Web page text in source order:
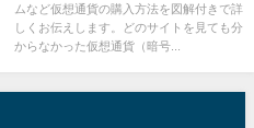
ムなど仮想通貨の購入方法を図解付きで詳
しくお伝えします。どのサイトを見ても分
からなかった仮想通貨（暗号...